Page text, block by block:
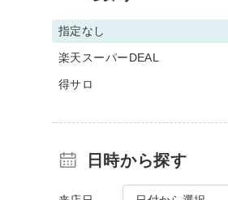
指定なし
楽天スーパーDEAL
得サロ
日時から探す